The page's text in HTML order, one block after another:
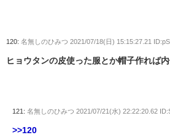
120: 名無しのひみつ 2021/07/18(日) 15:15:27.21
ヒョウタンの皮使った服とか帽子作れば
121: 名無しのひみつ 2021/07/21(水) 22:22:20.62
>>120